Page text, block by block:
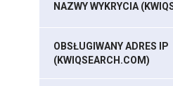
NAZWY WYKRYCIA
OBSŁUGIWANY ADRES IP
(KWIQSEARCH.COM)